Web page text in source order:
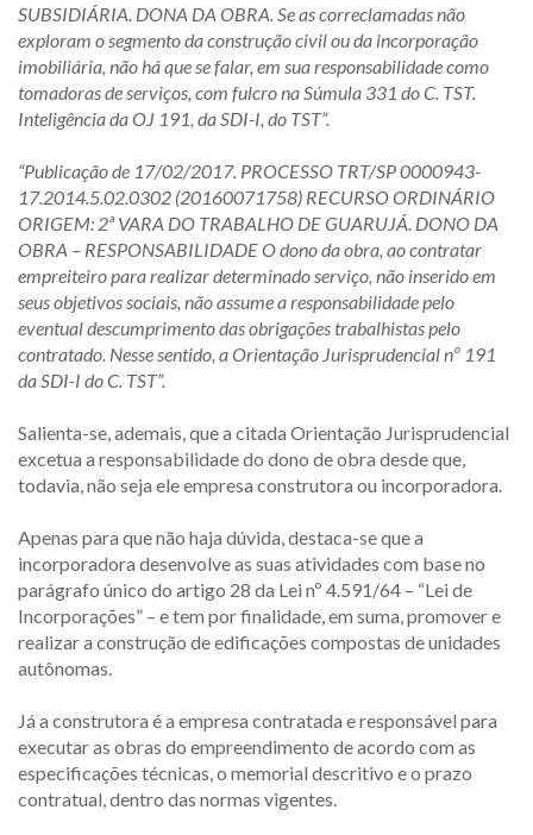
SUBSIDIÁRIA. DONA DA OBRA. Se as correclamadas não
exploram o segmento da construção civil ou da incorporação
imobiliária, não há que se falar, em sua responsabilidade como
tomadoras de serviços, com fulcro na Súmula 331 do C. TST.
Inteligência da OJ 191, da SDI-I, do TST”.
“Publicação de 17/02/2017. PROCESSO TRT/SP 0000943-
17.2014.5.02.0302 (20160071758) RECURSO ORDINÁRIO
ORIGEM: 2ª VARA DO TRABALHO DE GUARUJÁ. DONO DA
OBRA – RESPONSABILIDADE O dono da obra, ao contratar
empreiteiro para realizar determinado serviço, não inserido em
seus objetivos sociais, não assume a responsabilidade pelo
eventual descumprimento das obrigações trabalhistas pelo
contratado. Nesse sentido, a Orientação Jurisprudencial nº 191
da SDI-I do C. TST”.
Salienta-se, ademais, que a citada Orientação Jurisprudencial
excetua a responsabilidade do dono de obra desde que,
todavia, não seja ele empresa construtora ou incorporadora.
Apenas para que não haja dúvida, destaca-se que a
incorporadora desenvolve as suas atividades com base no
parágrafo único do artigo 28 da Lei nº 4.591/64 – “Lei de
Incorporações” – e tem por finalidade, em suma, promover e
realizar a construção de edificações compostas de unidades
autônomas.
Já a construtora é a empresa contratada e responsável para
executar as obras do empreendimento de acordo com as
especificações técnicas, o memorial descritivo e o prazo
contratual, dentro das normas vigentes.